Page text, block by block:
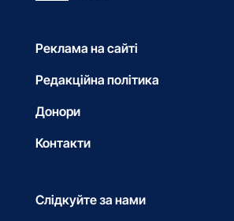
Реклама на сайті
Редакційна політика
Донори
Контакти
Слідкуйте за нами